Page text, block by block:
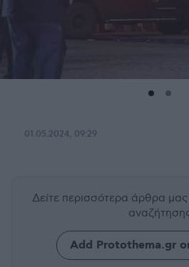
01.05.2024, 09:29
Δείτε περισσότερα άρθρα μας
Add Protothema.gr